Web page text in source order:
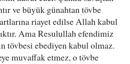
ve büyük günahtan tövbe
riayet edilse Allah kabul
Ama Resulullah efendimiz
tövbesi ebediyen kabul olmaz.
muvaffak etmez, o tövbe